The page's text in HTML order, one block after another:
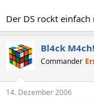
Der DS rockt einfach
Bl4ck
Commander
14. Dezember 2006